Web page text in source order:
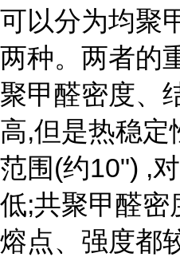
可以分为均聚
两种。两者的
聚甲醛密度、
高,但是热稳定
范围(约10") ,
低;共聚甲醛密
熔点、强度都